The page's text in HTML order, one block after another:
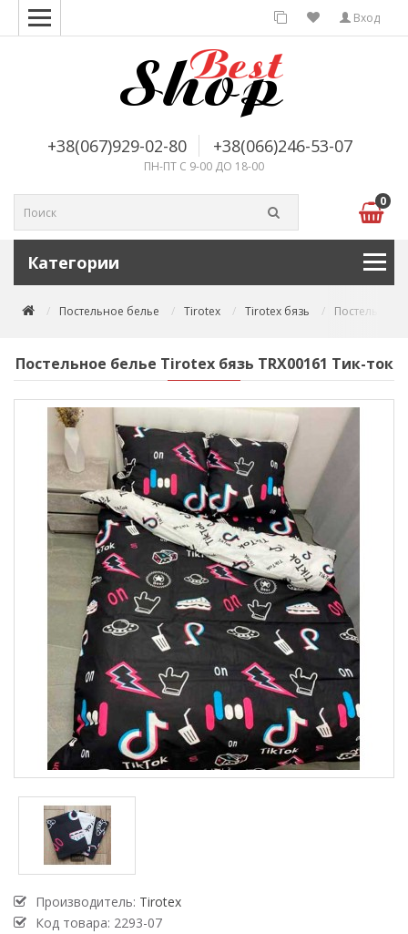
Вход
+38(067)929-02-80 +38(066)246-53-07
ПН-ПТ С 9-00 ДО 18-00
0
Категории
Постельное белье Tirotex Tirotex бязь Постельное
Постельное белье Tirotex бязь TRX00161 Тик-ток
Производитель: Tirotex
Код товара: 2293-07